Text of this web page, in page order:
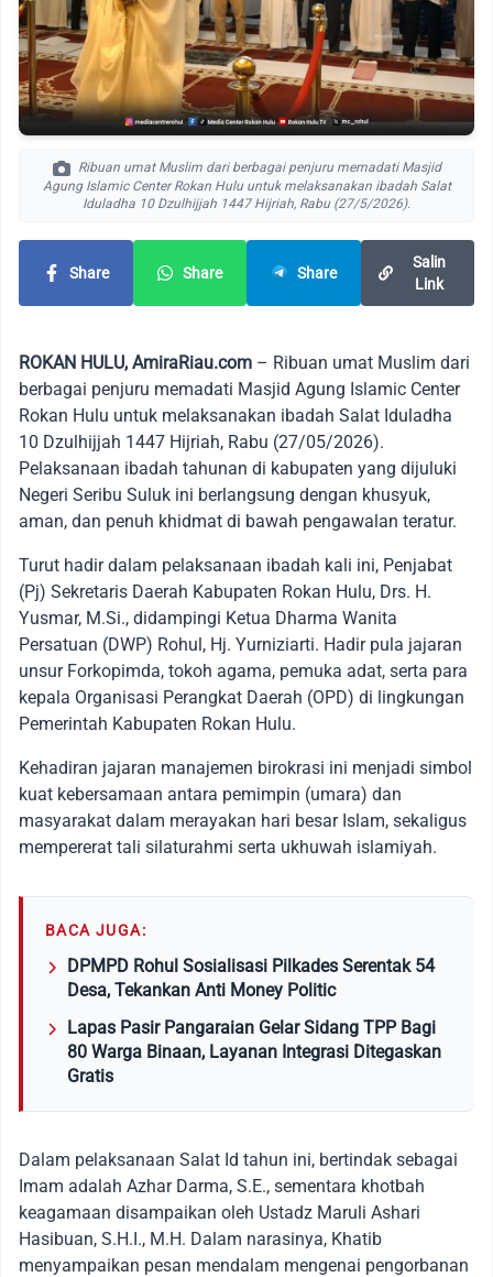
Ribuan umat Muslim dari berbagai penjuru memadati Masjid
Agung Islamic Center Rokan Hulu untuk melaksanakan ibadah Salat
Iduladha 10 Dzulhijjah 1447 Hijriah, Rabu (27/5/2026).
Share Share Share
Salin
Link
ROKAN HULU, AmiraRiau.com – Ribuan umat Muslim dari
berbagai penjuru memadati Masjid Agung Islamic Center
Rokan Hulu untuk melaksanakan ibadah Salat Iduladha
10 Dzulhijjah 1447 Hijriah, Rabu (27/05/2026).
Pelaksanaan ibadah tahunan di kabupaten yang dijuluki
Negeri Seribu Suluk ini berlangsung dengan khusyuk,
aman, dan penuh khidmat di bawah pengawalan teratur.
Turut hadir dalam pelaksanaan ibadah kali ini, Penjabat
(Pj) Sekretaris Daerah Kabupaten Rokan Hulu, Drs. H.
Yusmar, M.Si., didampingi Ketua Dharma Wanita
Persatuan (DWP) Rohul, Hj. Yurniziarti. Hadir pula jajaran
unsur Forkopimda, tokoh agama, pemuka adat, serta para
kepala Organisasi Perangkat Daerah (OPD) di lingkungan
Pemerintah Kabupaten Rokan Hulu.
Kehadiran jajaran manajemen birokrasi ini menjadi simbol
kuat kebersamaan antara pemimpin (umara) dan
masyarakat dalam merayakan hari besar Islam, sekaligus
mempererat tali silaturahmi serta ukhuwah islamiyah.
BACA JUGA:
DPMPD Rohul Sosialisasi Pilkades Serentak 54
Desa, Tekankan Anti Money Politic
Lapas Pasir Pangaraian Gelar Sidang TPP Bagi
80 Warga Binaan, Layanan Integrasi Ditegaskan
Gratis
Dalam pelaksanaan Salat Id tahun ini, bertindak sebagai
Imam adalah Azhar Darma, S.E., sementara khotbah
keagamaan disampaikan oleh Ustadz Maruli Ashari
Hasibuan, S.H.I., M.H. Dalam narasinya, Khatib
menyampaikan pesan mendalam mengenai pengorbanan